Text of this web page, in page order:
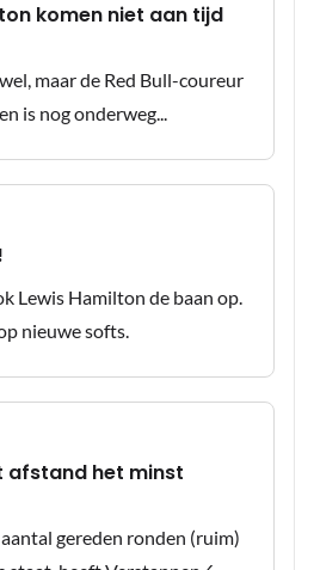
komen niet aan tijd
maar de Red Bull-coureur
is nog onderweg...
Lewis Hamilton de baan op.
nieuwe softs.
afstand het minst
gereden ronden (ruim)